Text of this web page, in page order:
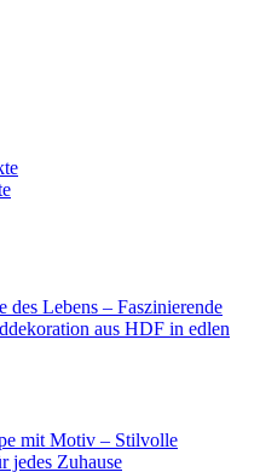
des Lebens – Faszinierende
aus HDF in edlen
mit Motiv – Stilvolle
jedes Zuhause